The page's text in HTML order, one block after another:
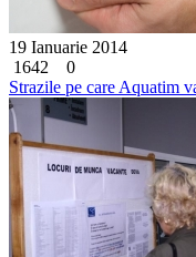
19 Ianuarie 2014
1642
0
Strazile pe care Aquatim